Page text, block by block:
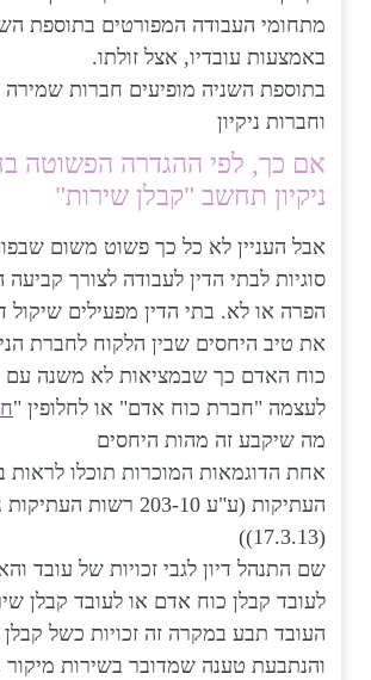
מתחומי העבודה המפורטים בתוספת
באמצעות עובדיו, אצל זולתו.
בתוספת השניה מופיעים חברות
וחברות ניקיון
אם כך, לפי ההגדרה הפשוטה
ניקיון תחשב "קבלן שירות"
אבל העניין לא כל כך פשוט משום
סוגיות לבתי הדין לעבודה לצורך
הפרה או לא. בתי הדין מפעילים שיקול
את טיב היחסים שבין הלקוח לחברת
כוח האדם כך שבמציאות לא משנה
לעצמה "חברת כוח אדם" או לחלופין "
מה שיקבע זה מהות היחסים
אחת הדוגמאות המוכרות תוכלו
העתיקות (ע"ע 203-10 רשות
(17.3.13))
שם התנהל דיון לגבי זכויות של עובד
לעובד קבלן כוח אדם או לעובד קבלן
העובד תבע במקרה זה זכויות כשל
והנתבעת טענה שמדובר בשירות מיקור